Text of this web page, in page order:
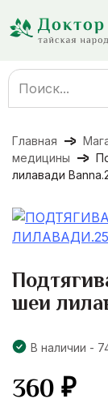
содержанию
Search
for:
Главная
медицины
лилавади
шеи
В наличии -
360₽